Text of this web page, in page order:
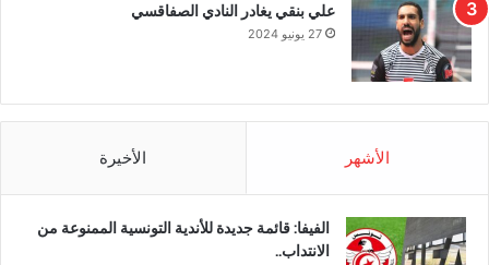
علي بنقي يغادر النادي الصفاقسي
27 يونيو 2024
الأشهر الأخيرة
الفيفا: قائمة جديدة للأندية التونسية الممنوعة من
الانتداب..